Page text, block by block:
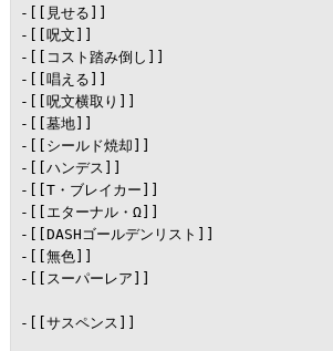
-[[見せる]]
-[[呪文]]
-[[コスト踏み倒し]]
-[[唱える]]
-[[呪文横取り]]
-[[墓地]]
-[[シールド焼却]]
-[[ハンデス]]
-[[T・ブレイカー]]
-[[エターナル・Ω]]
-[[DASHゴールデンリスト]]
-[[無色]]
-[[スーパーレア]]
-[[サスペンス]]